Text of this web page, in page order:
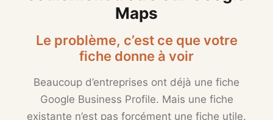
Maps
Le problème, c’est ce que votre
fiche donne à voir
Beaucoup d’entreprises ont déjà une fiche
Google Business Profile. Mais une fiche
existante n’est pas forcément une fiche utile.